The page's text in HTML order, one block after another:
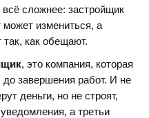
сложнее: застройщик
может измениться, а
так, как обещают.
, это компания, которая
завершения работ. И не
деньги, но не строят,
а третьи